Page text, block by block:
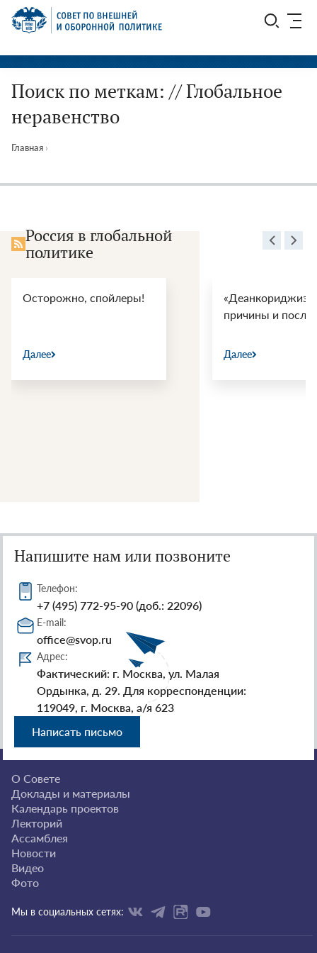
Перейти
СВОП
Поиск по меткам: // Глобальное
неравенство
Главная ›
Россия в глобальной
политике
Осторожно, спойлеры!
Далее
причины и
Далее
Напишите нам или позвоните
Телефон:
+7 (495) 772-95-90 (доб.: 22096)
E-mail:
office@svop.ru
Адрес:
Фактический: г. Москва, ул. Малая
Ордынка, д. 29. Для корреспонденции:
119049, г. Москва, а/я 623
Написать письмо
О Совете
Доклады и материалы
Календарь проектов
Лекторий
Ассамблея
Новости
Видео
Фото
Мы в социальных сетях: